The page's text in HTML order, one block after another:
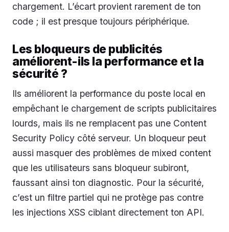
chargement. L’écart provient rarement de ton
code ; il est presque toujours périphérique.
Les bloqueurs de publicités
améliorent-ils la performance et la
sécurité ?
Ils améliorent la performance du poste local en
empêchant le chargement de scripts publicitaires
lourds, mais ils ne remplacent pas une Content
Security Policy côté serveur. Un bloqueur peut
aussi masquer des problèmes de mixed content
que les utilisateurs sans bloqueur subiront,
faussant ainsi ton diagnostic. Pour la sécurité,
c’est un filtre partiel qui ne protège pas contre
les injections XSS ciblant directement ton API.